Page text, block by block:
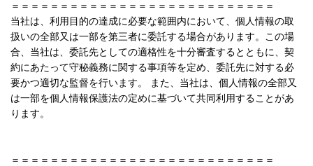
＝＝＝＝＝＝＝＝＝＝＝＝＝＝＝＝＝＝＝＝＝＝＝＝＝＝＝
当社は、利用目的の達成に必要な範囲内において、個人情報の取
扱いの全部又は一部を第三者に委託する場合があります。この場
合、当社は、委託先としての適格性を十分審査するとともに、契
約にあたって守秘義務に関する事項等を定め、委託先に対する必
要かつ適切な監督を行います。 また、当社は、個人情報の全部又
は一部を個人情報保護法の定めに基づいて共同利用することがあ
ります。
＝＝＝＝＝＝＝＝＝＝＝＝＝＝＝＝＝＝＝＝＝＝＝＝＝＝＝